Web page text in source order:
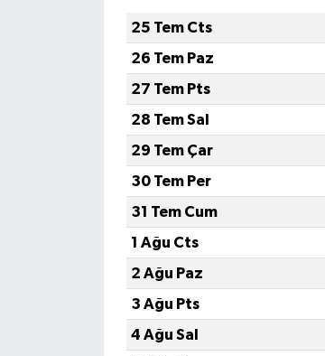
25 Tem Cts
26 Tem Paz
27 Tem Pts
28 Tem Sal
29 Tem Çar
30 Tem Per
31 Tem Cum
1 Ağu Cts
2 Ağu Paz
3 Ağu Pts
4 Ağu Sal